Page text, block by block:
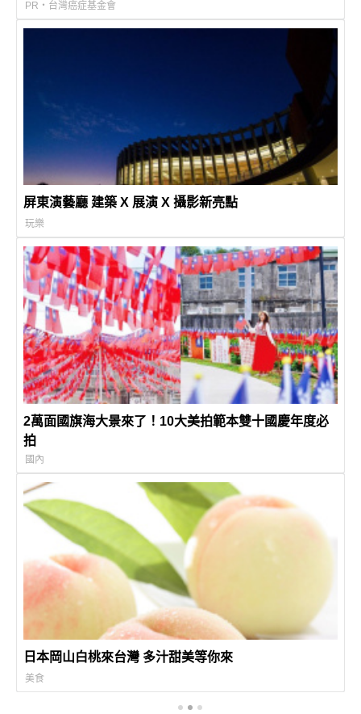
PR・台灣癌症基金會
屏東演藝廳 建築 X 展演 X 攝影新亮點
玩樂
2萬面國旗海大景來了！10大美拍範本雙十國慶年度必
拍
國內
日本岡山白桃來台灣 多汁甜美等你來
美食